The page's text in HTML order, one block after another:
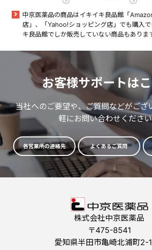
中京医薬品の商品はイキイキ良品館「
店」、「Yahoo!ショッピング店」でも購入
キ良品館でしか販売していない商品もありま
お客様サポートは
当社へのご要望や、ご質問などがござ
軽にお問い合わせくださ
各営業所の連絡先 よくあるご質問
株式会社中京医薬品
〒475-8541
愛知県半田市亀崎北浦町2-